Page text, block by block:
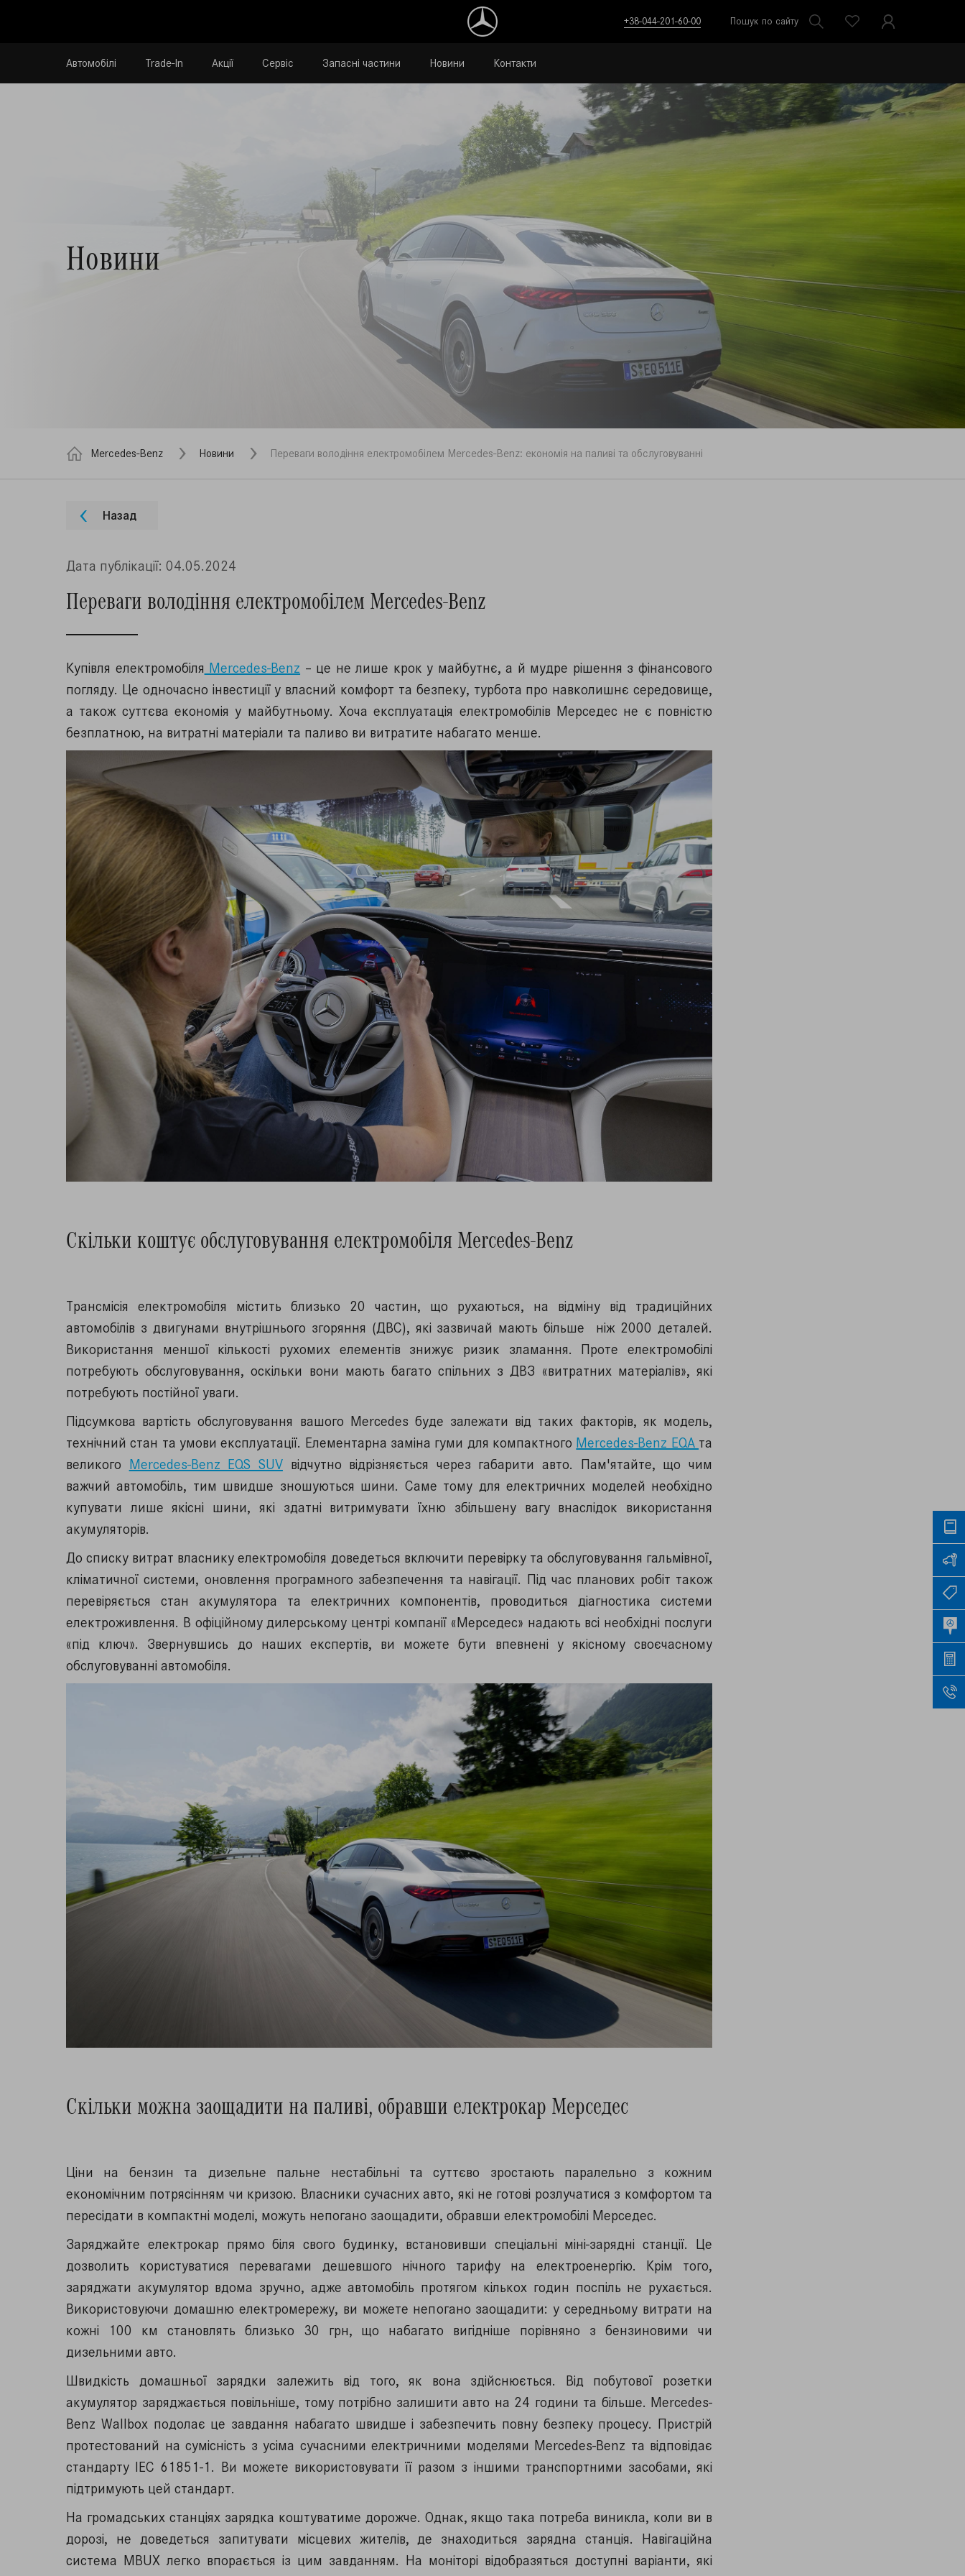
+38-044-201-60-00 Пошук по сайту
Автомобілі Trade-In Акції Сервіс Запасні частини Новини Контакти
Новини
Mercedes-Benz Новини Переваги володіння електромобілем Mercedes-Benz: економія на паливі та обслуговуванні
Назад
Дата публiкацiї: 04.05.2024
Переваги володіння електромобілем Mercedes-Benz
Купівля електромобіля Mercedes-Benz – це не лише крок у майбутнє, а й мудре рішення з фінансового
погляду. Це одночасно інвестиції у власний комфорт та безпеку, турбота про навколишнє середовище,
а також суттєва економія у майбутньому. Хоча експлуатація електромобілів Мерседес не є повністю
безплатною, на витратні матеріали та паливо ви витратите набагато менше.
Скільки коштує обслуговування електромобіля Mercedes-Benz
Трансмісія електромобіля містить близько 20 частин, що рухаються, на відміну від традиційних
автомобілів з двигунами внутрішнього згоряння (ДВС), які зазвичай мають більше ніж 2000 деталей.
Використання меншої кількості рухомих елементів знижує ризик зламання. Проте електромобілі
потребують обслуговування, оскільки вони мають багато спільних з ДВЗ «витратних матеріалів», які
потребують постійної уваги.
Підсумкова вартість обслуговування вашого Mercedes буде залежати від таких факторів, як модель,
технічний стан та умови експлуатації. Елементарна заміна гуми для компактного Mercedes-Benz EQA та
великого Mercedes-Benz EQS SUVвідчутно відрізняється через габарити авто. Пам'ятайте, що чим
важчий автомобіль, тим швидше зношуються шини. Саме тому для електричних моделей необхідно
купувати лише якісні шини, які здатні витримувати їхню збільшену вагу внаслідок використання
акумуляторів.
До списку витрат власнику електромобіля доведеться включити перевірку та обслуговування гальмівної,
кліматичної системи, оновлення програмного забезпечення та навігації. Під час планових робіт також
перевіряється стан акумулятора та електричних компонентів, проводиться діагностика системи
електроживлення. В офіційному дилерському центрі компанії «Мерседес» надають всі необхідні послуги
«під ключ». Звернувшись до наших експертів, ви можете бути впевнені у якісному своєчасному
обслуговуванні автомобіля.
Скільки можна заощадити на паливі, обравши електрокар Мерседес
Ціни на бензин та дизельне пальне нестабільні та суттєво зростають паралельно з кожним
економічним потрясінням чи кризою. Власники сучасних авто, які не готові розлучатися з комфортом та
пересідати в компактні моделі, можуть непогано заощадити, обравши електромобілі Мерседес.
Заряджайте електрокар прямо біля свого будинку, встановивши спеціальні міні-зарядні станції. Це
дозволить користуватися перевагами дешевшого нічного тарифу на електроенергію. Крім того,
заряджати акумулятор вдома зручно, адже автомобіль протягом кількох годин поспіль не рухається.
Використовуючи домашню електромережу, ви можете непогано заощадити: у середньому витрати на
кожні 100 км становлять близько 30 грн, що набагато вигідніше порівняно з бензиновими чи
дизельними авто.
Швидкість домашньої зарядки залежить від того, як вона здійснюється. Від побутової розетки
акумулятор заряджається повільніше, тому потрібно залишити авто на 24 години та більше. Mercedes-
Benz Wallbox подолає це завдання набагато швидше і забезпечить повну безпеку процесу. Пристрій
протестований на сумісність з усіма сучасними електричними моделями Mercedes-Benz та відповідає
стандарту IEC 61851-1. Ви можете використовувати її разом з іншими транспортними засобами, які
підтримують цей стандарт.
На громадських станціях зарядка коштуватиме дорожче. Однак, якщо така потреба виникла, коли ви в
дорозі, не доведеться запитувати місцевих жителів, де знаходиться зарядна станція. Навігаційна
система MBUX легко впорається із цим завданням. На моніторі відобразяться доступні варіанти, які